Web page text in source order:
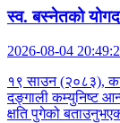
स्व. बस्नेतको
2026-08-04
१९ साउन (२०८३),
दङ्गाली कम्युनिष्ट
क्षति पुगेको